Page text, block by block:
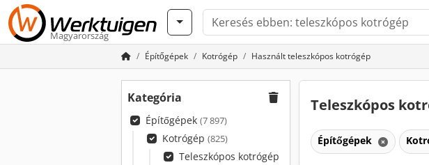
Magyarország
Építőgépek Kotrógép Használt teleszkópos kotrógép
Kategória
Építőgépek (7 897)
Kotrógép (825)
Teleszkópos kotrógép
Teleszkópos
Építőgépek